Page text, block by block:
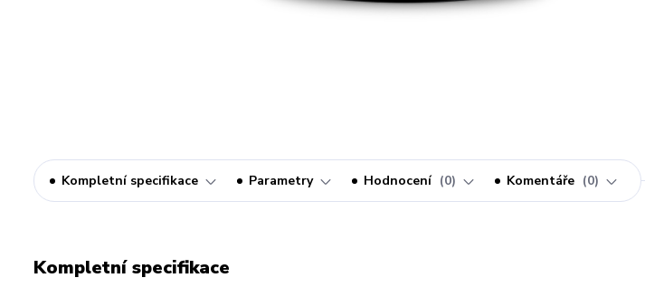
Kompletní specifikace Parametry Hodnocení 0 Komentáře 0
Kompletní specifikace